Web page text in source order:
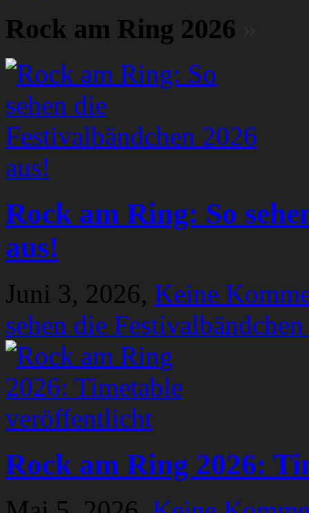
Rock am Ring 2026
Rock am Ring: So
aus!
Juni 3, 2026, Keine
sehen die
Rock am Ring 2026: